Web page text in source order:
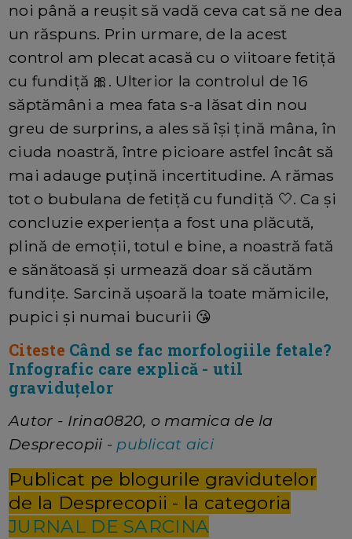
noi până a reușit să vadă ceva cat să ne dea
un răspuns. Prin urmare, de la acest
control am plecat acasă cu o viitoare fetiță
cu fundiță 🎀. Ulterior la controlul de 16
săptămâni a mea fata s-a lăsat din nou
greu de surprins, a ales să își țină mâna, în
ciuda noastră, între picioare astfel încât să
mai adauge puțină incertitudine. A rămas
tot o bubulana de fetiță cu fundiță 🤍. Ca și
concluzie experiența a fost una plăcută,
plină de emoții, totul e bine, a noastră fată
e sănătoasă și urmează doar să căutăm
fundițe. Sarcină ușoară la toate mămicile,
pupici și numai bucurii 😘
Citeste Când se fac morfologiile fetale?
Infografic care explică - util
graviduțelor
Autor - Irina0820, o mamica de la
Desprecopii - publicat aici
Publicat pe blogurile gravidutelor
de la Desprecopii - la categoria
JURNAL DE SARCINA